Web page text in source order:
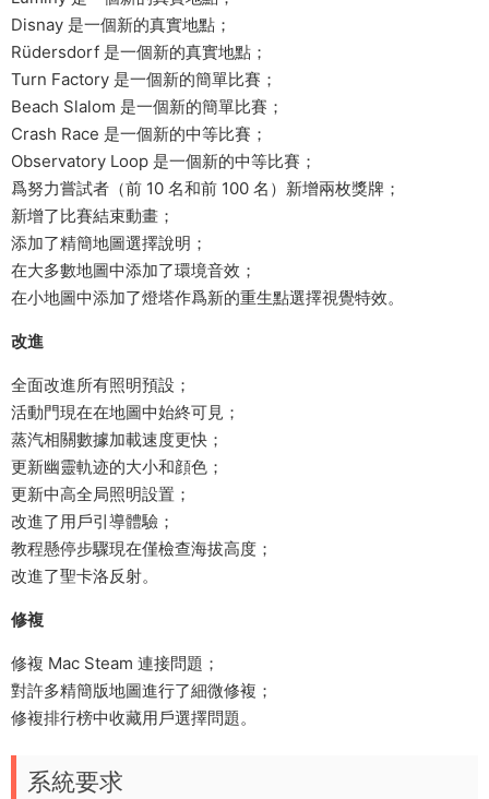
Disnay 是一個新的真實地點；
Rüdersdorf 是一個新的真實地點；
Turn Factory 是一個新的簡單比賽；
Beach Slalom 是一個新的簡單比賽；
Crash Race 是一個新的中等比賽；
Observatory Loop 是一個新的中等比賽；
爲努力嘗試者（前 10 名和前 100 名）新增兩枚獎牌；
新增了比賽結束動畫；
添加了精簡地圖選擇說明；
在大多數地圖中添加了環境音效；
在小地圖中添加了燈塔作爲新的重生點選擇視覺特效。
改進
全面改進所有照明預設；
活動門現在在地圖中始終可見；
蒸汽相關數據加載速度更快；
更新幽靈軌迹的大小和顔色；
更新中高全局照明設置；
改進了用戶引導體驗；
教程懸停步驟現在僅檢查海拔高度；
改進了聖卡洛反射。
修複
修複 Mac Steam 連接問題；
對許多精簡版地圖進行了細微修複；
修複排行榜中收藏用戶選擇問題。
系統要求